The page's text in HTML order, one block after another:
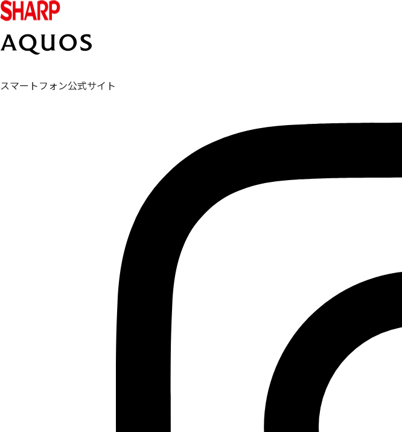
スマートフォン公式サイト